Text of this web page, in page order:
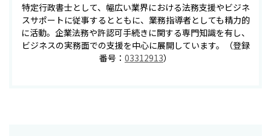
特定行政書士として、幅広い業界における法務支援やビジネ
スサポートに従事するとともに、業務指導者としても精力的
に活動。企業法務や許認可手続きに関する専門知識を有し、
ビジネスの実務面での支援を中心に展開しています。（登録
番号： 03312913）